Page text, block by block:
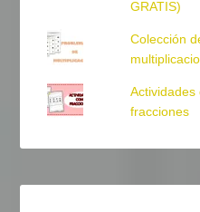
GRATIS)
Colección
Actividades
fracciones